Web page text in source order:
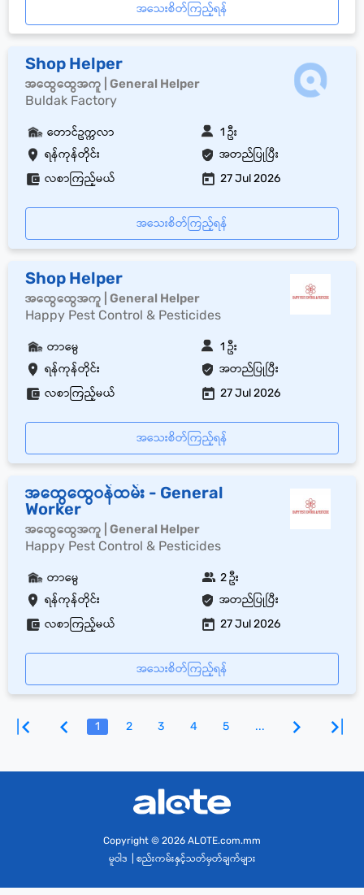
အသေးစိတ်ကြည့်ရန်
Shop Helper
အထွေထွေအကူ | General Helper
Buldak Factory
ရန်ကုန်တိုင်း အတည်ပြုပြီး
တောင်ဥက္ကလာ 1 ဦး
လစာကြည့်မယ် 27 Jul 2026
အသေးစိတ်ကြည့်ရန်
Shop Helper
အထွေထွေအကူ | General Helper
Happy Pest Control & Pesticides
ရန်ကုန်တိုင်း အတည်ပြုပြီး
တာမွေ 1 ဦး
လစာကြည့်မယ် 27 Jul 2026
အသေးစိတ်ကြည့်ရန်
အထွေထွေဝန်ထမ်း - General
Worker
အထွေထွေအကူ | General Helper
Happy Pest Control & Pesticides
ရန်ကုန်တိုင်း အတည်ပြုပြီး
တာမွေ 2 ဦး
လစာကြည့်မယ် 27 Jul 2026
အသေးစိတ်ကြည့်ရန်
1 2 3 4 5 ...
Copyright © 2026 ALOTE.com.mm
မူဝါဒ
စည်းကမ်းနှင့်သတ်မှတ်ချက်များ